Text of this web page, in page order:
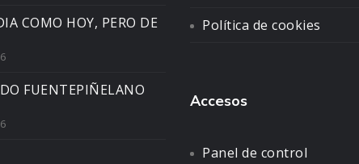
COMO HOY, PERO DE
FUENTEPIÑELANO
Política de cookies
Accesos
Panel de control